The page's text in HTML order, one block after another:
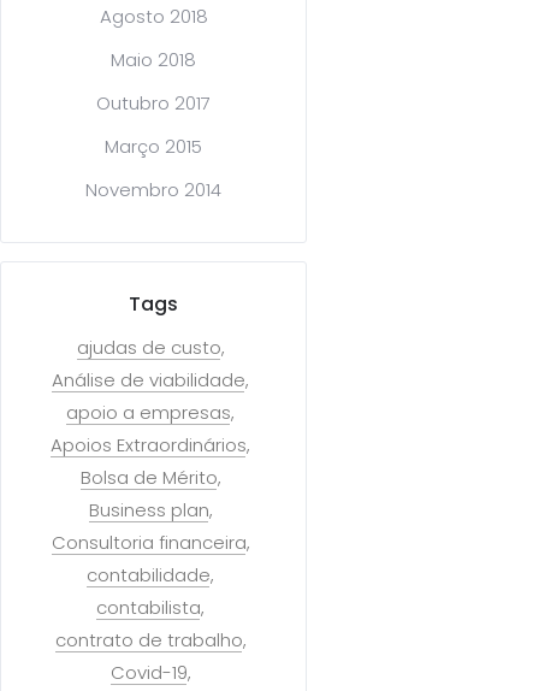
Agosto 2018
Maio 2018
Outubro 2017
Março 2015
Novembro 2014
Tags
ajudas de custo
Análise de viabilidade
apoio a empresas
Apoios Extraordinários
Bolsa de Mérito
Business plan
Consultoria financeira
contabilidade
contabilista
contrato de trabalho
Covid-19